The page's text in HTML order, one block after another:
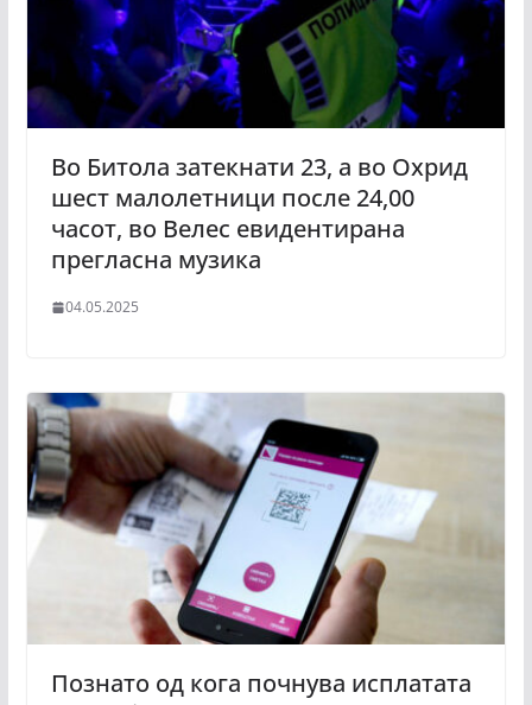
Во Битола затекнати 23, а во Охрид
шест малолетници после 24,00
часот, во Велес евидентирана
прегласна музика
04.05.2025
Познато од кога почнува исплатата